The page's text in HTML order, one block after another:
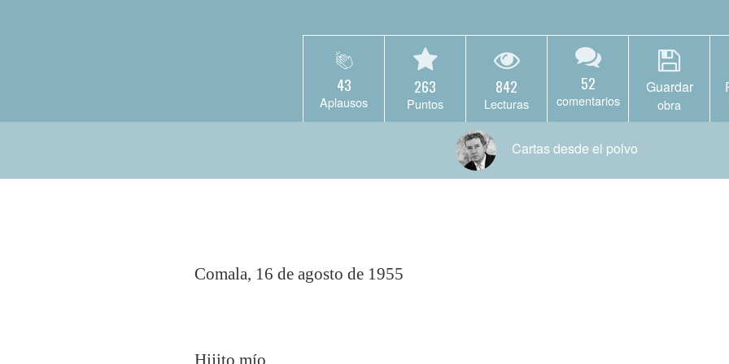
43
Aplausos
263
Puntos
842
Lecturas
52
comentarios
Guardar
obra
Cartas desde el polvo
Comala, 16 de agosto de 1955
Hijito mío,